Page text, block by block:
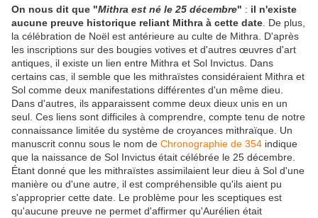
On nous dit que "Mithra est né le 25 décembre" : il n'existe
aucune preuve historique reliant Mithra à cette date . De plus,
la célébration de Noël est antérieure au culte de Mithra. D'après
les inscriptions sur des bougies votives et d'autres œuvres d'art
antiques, il existe un lien entre Mithra et Sol Invictus. Dans
certains cas, il semble que les mithraïstes considéraient Mithra et
Sol comme deux manifestations différentes d'un même dieu.
Dans d'autres, ils apparaissent comme deux dieux unis en un
seul. Ces liens sont difficiles à comprendre, compte tenu de notre
connaissance limitée du système de croyances mithraïque. Un
manuscrit connu sous le nom de Chronographie de 354 indique
que la naissance de Sol Invictus était célébrée le 25 décembre.
Étant donné que les mithraïstes assimilaient leur dieu à Sol d'une
manière ou d'une autre, il est compréhensible qu'ils aient pu
s'approprier cette date. Le problème pour les sceptiques est
qu'aucune preuve ne permet d'affirmer qu'Aurélien était